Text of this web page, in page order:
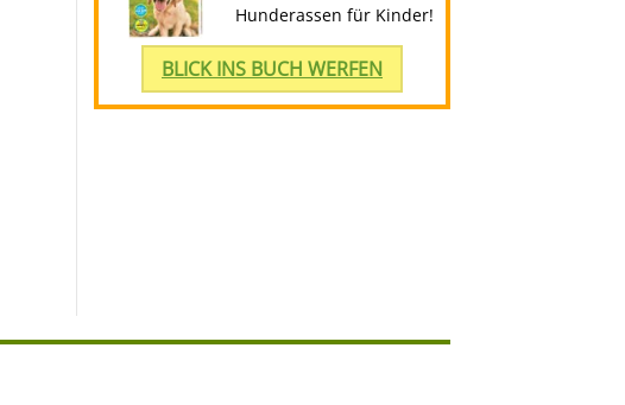
Hunderassen für Kinder!
BLICK INS BUCH WERFEN